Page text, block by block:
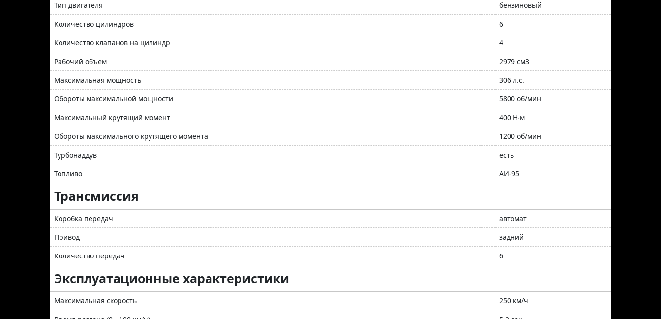
Тип двигателя
бензиновый
Количество цилиндров
6
Количество клапанов на цилиндр
4
Рабочий объем
2979 см3
Максимальная мощность
306 л.с.
Обороты максимальной мощности
5800 об/мин
Максимальный крутящий момент
400 Н∙м
Обороты максимального крутящего момента
1200 об/мин
Турбонаддув
есть
Топливо
АИ-95
Трансмиссия
Коробка передач
автомат
Привод
задний
Количество передач
6
Эксплуатационные характеристики
Максимальная скорость
250 км/ч